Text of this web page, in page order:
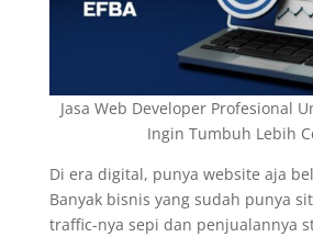
Jasa Web Developer Profesional
Ingin Tumbuh Lebih
Di era digital, punya website aja
Banyak bisnis yang sudah punya
traffic-nya sepi dan penjualannya